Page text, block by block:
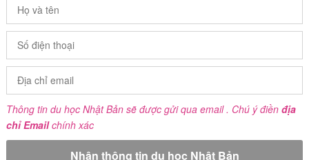
Thông tin du học Nhật Bản sẽ được gửi qua email . Chú ý điền địa
chỉ Emailchính xác